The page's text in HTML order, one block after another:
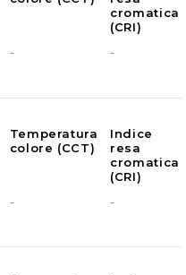
cromatica
(CRI)
-
-
Temperatura
colore (CCT)
Indice
resa
cromatica
(CRI)
-
-